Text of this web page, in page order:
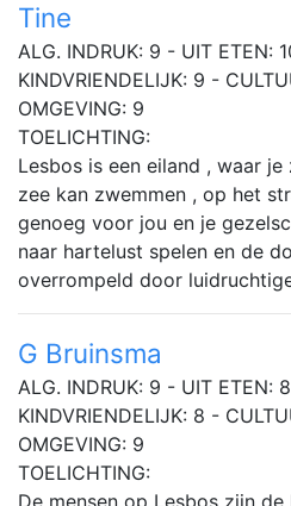
Tine
ALG. INDRUK: 9 - UIT ETEN:
KINDVRIENDELIJK: 9 -
OMGEVING: 9
TOELICHTING:
Lesbos is een eiland , waar
zee kan zwemmen , op het
genoeg voor jou en je
naar hartelust spelen en de
overrompeld door
G Bruinsma
ALG. INDRUK: 9 - UIT ETEN:
KINDVRIENDELIJK: 8 -
OMGEVING: 9
TOELICHTING: